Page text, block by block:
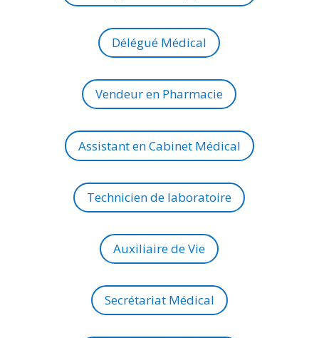
Délégué Médical
Vendeur en Pharmacie
Assistant en Cabinet Médical
Technicien de laboratoire
Auxiliaire de Vie
Secrétariat Médical